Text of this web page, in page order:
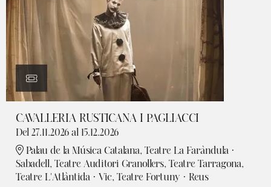
CAVALLERIA RUSTICANA I PAGLIACCI
Del 27.11.2026 al 15.12.2026
Palau de la Música Catalana, Teatre La Faràndula ·
Sabadell, Teatre Auditori Granollers, Teatre Tarragona,
Teatre L'Atlàntida · Vic, Teatre Fortuny · Reus